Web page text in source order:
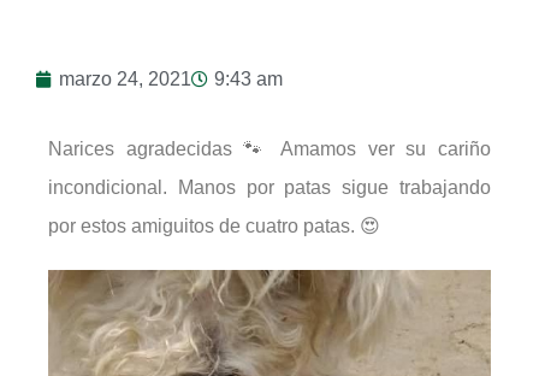
marzo 24, 2021 9:43 am
Narices agradecidas 🐾 Amamos ver su cariño
incondicional. Manos por patas sigue trabajando
por estos amiguitos de cuatro patas. 😍